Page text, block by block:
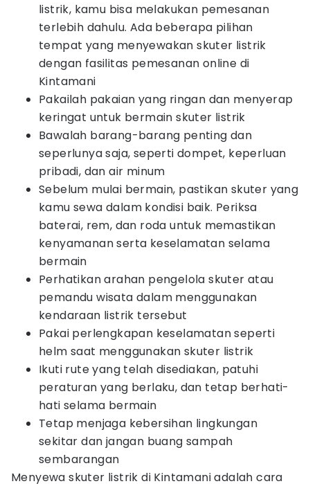
listrik, kamu bisa melakukan pemesanan
terlebih dahulu. Ada beberapa pilihan
tempat yang menyewakan skuter listrik
dengan fasilitas pemesanan online di
Kintamani
Pakailah pakaian yang ringan dan menyerap
keringat untuk bermain skuter listrik
Bawalah barang-barang penting dan
seperlunya saja, seperti dompet, keperluan
pribadi, dan air minum
Sebelum mulai bermain, pastikan skuter yang
kamu sewa dalam kondisi baik. Periksa
baterai, rem, dan roda untuk memastikan
kenyamanan serta keselamatan selama
bermain
Perhatikan arahan pengelola skuter atau
pemandu wisata dalam menggunakan
kendaraan listrik tersebut
Pakai perlengkapan keselamatan seperti
helm saat menggunakan skuter listrik
Ikuti rute yang telah disediakan, patuhi
peraturan yang berlaku, dan tetap berhati-
hati selama bermain
Tetap menjaga kebersihan lingkungan
sekitar dan jangan buang sampah
sembarangan
Menyewa skuter listrik di Kintamani adalah cara